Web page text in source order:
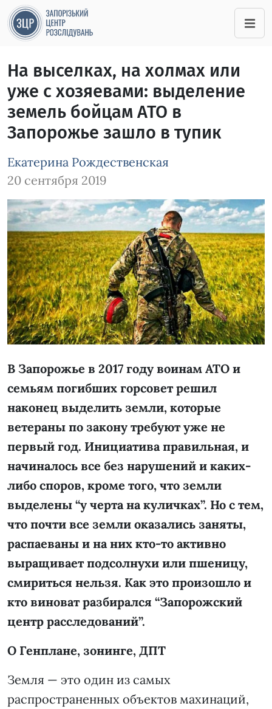
На выселках, на холмах или
уже с хозяевами: выделение
земель бойцам АТО в
Запорожье зашло в тупик
Екатерина Рождественская
20 сентября 2019
Зображення завантажується
В Запорожье в 2017 году воинам АТО и
семьям погибших горсовет решил
наконец выделить земли, которые
ветераны по закону требуют уже не
первый год. Инициатива правильная, и
начиналось все без нарушений и каких-
либо споров, кроме того, что земли
выделены “у черта на куличках”. Но с тем,
что почти все земли оказались заняты,
распаеваны и на них кто-то активно
выращивает подсолнухи или пшеницу,
смириться нельзя. Как это произошло и
кто виноват разбирался “Запорожский
центр расследований”.
О Генплане, зонинге, ДПТ
Земля — это один из самых
распространенных объектов махинаций,